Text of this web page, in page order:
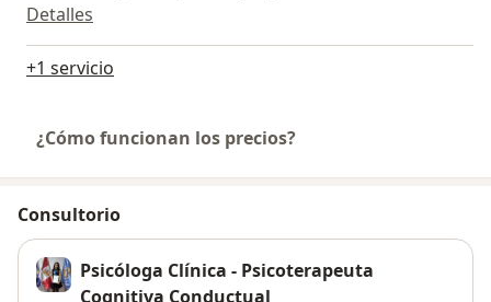
Detalles
+1 servicio
¿Cómo funcionan los precios?
Consultorio
Psicóloga Clínica - Psicoterapeuta
Cognitiva Conductual